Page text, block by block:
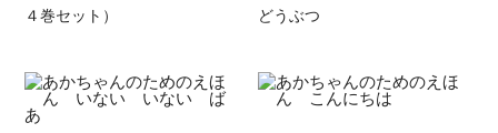
４巻セット）
どうぶつ